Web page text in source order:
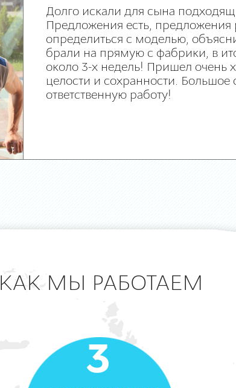
Долго искали для сына
Предложения есть, предложения
определиться с моделью,
брали на прямую с фабрики, в
около 3-х недель! Пришел очень
целости и сохранности. Большое
ответственную работу!
КАК МЫ РАБОТАЕМ
3